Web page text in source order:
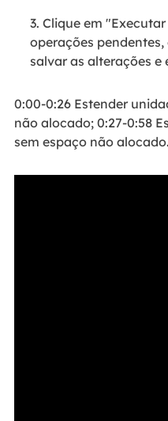
3. Clique em
operações
salvar as alterações e
0:00-0:26 Estender
não alocado; 0:27-0:58
sem espaço não alocado.